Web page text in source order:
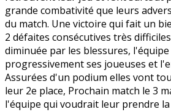
grande combativité que leurs
du match. Une victoire qui fait un
2 défaites consécutives très
diminuée par les blessures,
progressivement ses joueuses et
Assurées d'un podium elles vont
leur 2e place, Prochain match le 3
l'équipe qui voudrait leur prendre la